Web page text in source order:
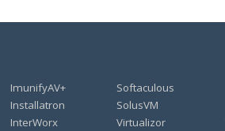
ImunifyAV+
Installatron
InterWorx
Softaculous
SolusVM
Virtualizor